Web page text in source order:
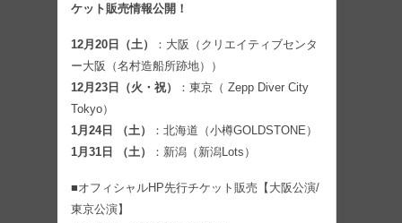
ケット販売情報公開！
12月20日（土）
：大阪（クリエイティブセンタ
ー大阪（名村造船所跡地））
12月23日（火・祝）
：東京（ Zepp Diver City
Tokyo）
1月24日 （土）
：北海道（小樽GOLDSTONE）
1月31日 （土）
：新潟（新潟Lots）
■オフィシャルHP先行チケット販売【大阪公演/
東京公演】